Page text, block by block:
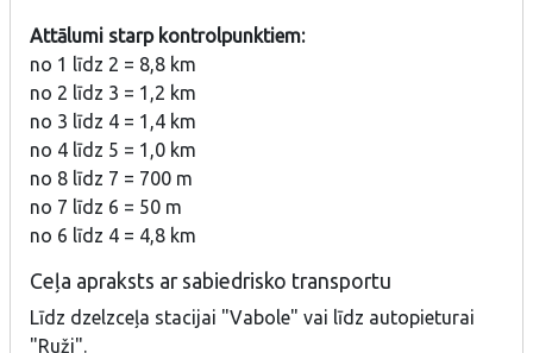
Attālumi starp kontrolpunktiem:
no 1 līdz 2 = 8,8 km
no 2 līdz 3 = 1,2 km
no 3 līdz 4 = 1,4 km
no 4 līdz 5 = 1,0 km
no 8 līdz 7 = 700 m
no 7 līdz 6 = 50 m
no 6 līdz 4 = 4,8 km
Ceļa apraksts ar sabiedrisko transportu
Līdz dzelzceļa stacijai "Vabole" vai līdz autopieturai
"Ruži".